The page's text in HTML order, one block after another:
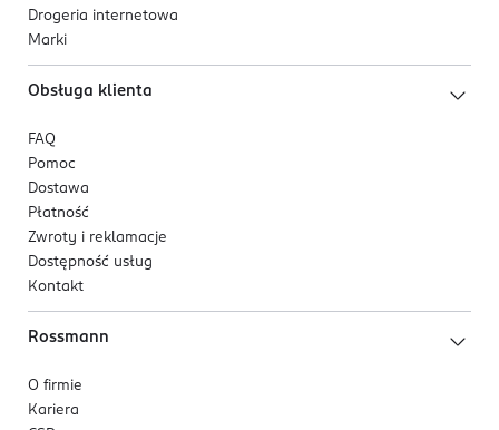
Drogeria internetowa
Marki
Obsługa klienta
FAQ
Pomoc
Dostawa
Płatność
Zwroty i reklamacje
Dostępność usług
Kontakt
Rossmann
O firmie
Kariera